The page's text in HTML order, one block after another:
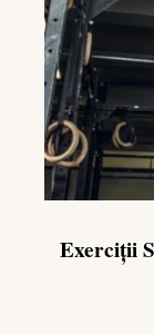
Exerciții